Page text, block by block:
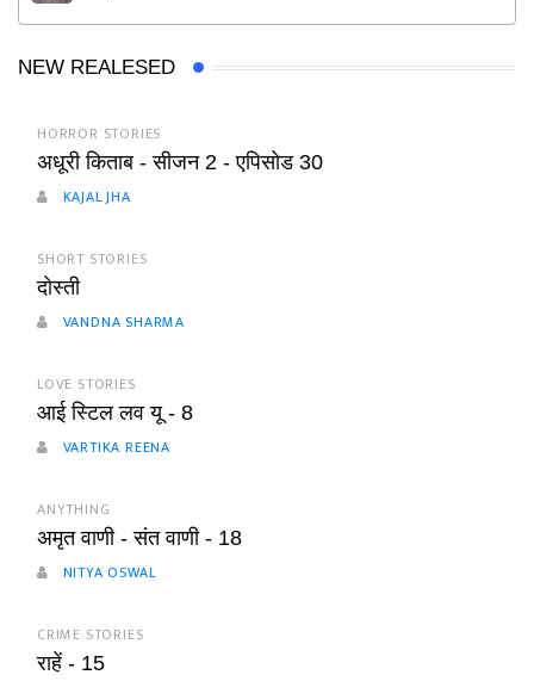
NEW REALESED
HORROR STORIES
अधूरी किताब - सीजन 2 - एपिसोड 30
KAJAL JHA
SHORT STORIES
दोस्ती
VANDNA SHARMA
LOVE STORIES
आई स्टिल लव यू - 8
VARTIKA REENA
ANYTHING
अमृत वाणी - संत वाणी - 18
NITYA OSWAL
CRIME STORIES
राहें - 15